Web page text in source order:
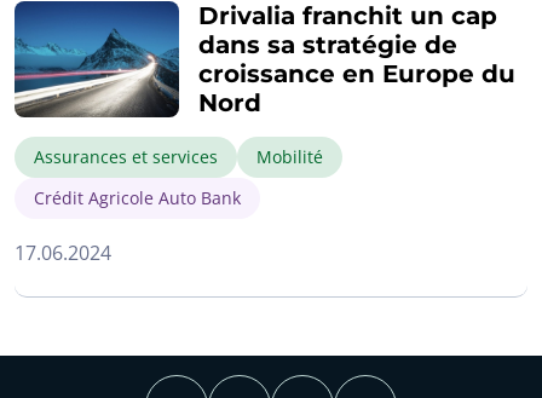
Drivalia franchit un cap
dans sa stratégie de
croissance en Europe du
Nord
Assurances et services
Mobilité
Crédit Agricole Auto Bank
17.06.2024